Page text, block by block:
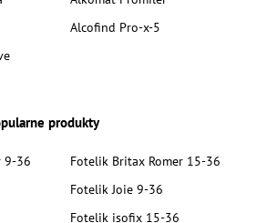
Alcofind Pro-x-5
produkty
9-36
Fotelik Britax Romer 15-36
Fotelik Joie 9-36
Fotelik isofix 15-36